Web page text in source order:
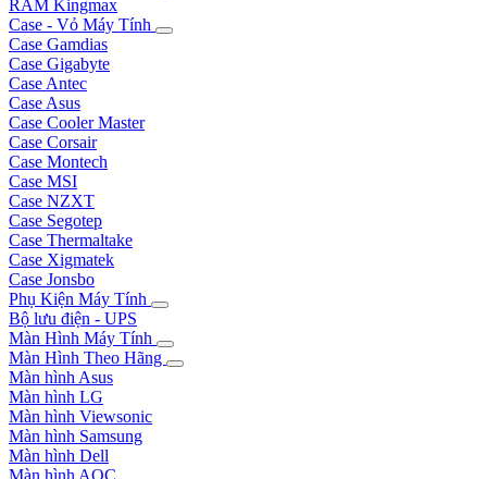
RAM Kingmax
Case - Vỏ Máy Tính
Case Gamdias
Case Gigabyte
Case Antec
Case Asus
Case Cooler Master
Case Corsair
Case Montech
Case MSI
Case NZXT
Case Segotep
Case Thermaltake
Case Xigmatek
Case Jonsbo
Phụ Kiện Máy Tính
Bộ lưu điện - UPS
Màn Hình Máy Tính
Màn Hình Theo Hãng
Màn hình Asus
Màn hình LG
Màn hình Viewsonic
Màn hình Samsung
Màn hình Dell